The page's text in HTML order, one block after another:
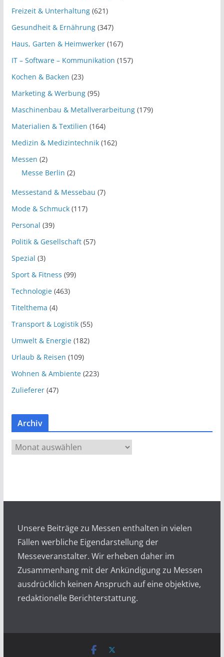
Freizeit & Unterhaltung(621)
Gesundheit & Ernährung(347)
Haus, Garten & Heimwerker(167)
IT – Software – Kommunikation (157)
Kochen & Backen (23)
Marketing & Werbung(95)
Maschinenbau & Metallverarbeitung(179)
Materialien & Textilien (164)
Medizin & Medizintechnik(162)
Messen (2)
Messe Berlin (2)
Messestand & Messebau (7)
Mode & Schmuck(117)
Personal (39)
Politik & Gesellschaft(57)
Spezial (3)
Sport & Fitness (99)
Technologie(463)
Titelthema (4)
Transport & Logistik(55)
Umwelt & Energie(182)
Urlaub & Reisen (109)
Wohnen & Ambiente(223)
Zulieferer(47)
Archiv
r
Unsere Beiträge zu Messen enthalten in vielen
Fällen werbliche Eigendarstellung der
Messeveranstalter. Wir erheben daher im
Zusammenhang mit der Ankündigung zu Messen
ausdrücklich keinen Anspruch auf eine objektive,
redaktionelle Berichterstattung.